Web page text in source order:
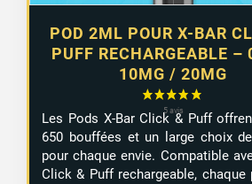
POD 2ML POUR X-BAR
PUFF RECHARGEABLE –
10MG / 20MG
Les Pods X-Bar Click & Puff
650 bouffées et un large choix
pour chaque envie. Compatible
Click & Puff rechargeable, chaque